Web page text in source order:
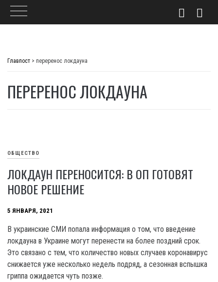
Главпост > переренос локдауна
ПЕРЕРЕНОС ЛОКДАУНА
ОБЩЕСТВО
ЛОКДАУН ПЕРЕНОСИТСЯ: В ОП ГОТОВЯТ
НОВОЕ РЕШЕНИЕ
5 ЯНВАРЯ, 2021
В украинские СМИ попала информация о том, что введение
локдауна в Украине могут перенести на более поздний срок.
Это связано с тем, что количество новых случаев коронавирус
снижается уже несколько недель подряд, а сезонная вспышка
гриппа ожидается чуть позже.